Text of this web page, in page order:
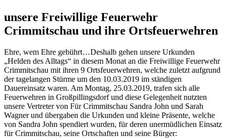
unsere Freiwillige Feuerwehr
Crimmitschau und ihre Ortsfeuerwehren
Ehre, wem Ehre gebührt…Deshalb gehen unsere Urkunden
„Helden des Alltags“ in diesem Monat an die Freiwillige Feuerwehr
Crimmitschau mit ihren 9 Ortsfeuerwehren, welche zuletzt aufgrund
der tagelangen Stürme um den 10.03.2019 im ständigen
Dauereinsatz waren. Am Montag, 25.03.2019, trafen sich alle
Feuerwehren in Großpillingsdorf und diese Gelegenheit nutzten
unsere Vertreter von Für Crimmitschau Sandra John und Sarah
Wagner und übergaben die Urkunden und kleine Präsente, welche
von Sandra John spendiert wurden, für deren unermüdlichen Einsatz
für Crimmitschau, seine Ortschaften und seine Bürger: